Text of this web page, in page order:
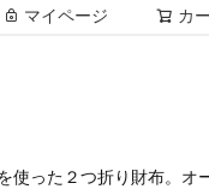
マイページ カ
使った２つ折り財布。